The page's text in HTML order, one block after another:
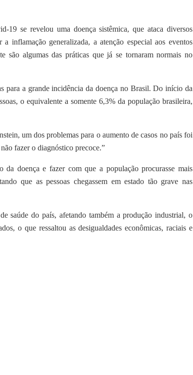
19 se revelou uma doença sistêmica, que ataca diversos
inflamação generalizada, a atenção especial aos eventos
são algumas das práticas que já se tornaram normais no
para a grande incidência da doença no Brasil. Do início da
o equivalente a somente 6,3% da população brasileira,
um dos problemas para o aumento de casos no país foi
fazer o diagnóstico precoce.”
da doença e fazer com que a população procurasse mais
que as pessoas chegassem em estado tão grave nas
saúde do país, afetando também a produção industrial, o
o que ressaltou as desigualdades econômicas, raciais e